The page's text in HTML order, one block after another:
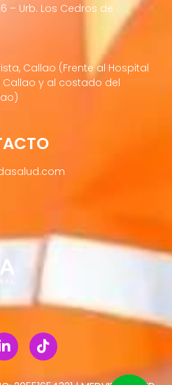
– Urb. Los Cedros de
Callao (Frente al Hospital
Callao y al costado del